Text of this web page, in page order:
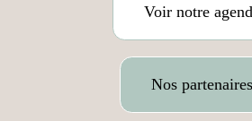
Voir notre
Nos partenaires